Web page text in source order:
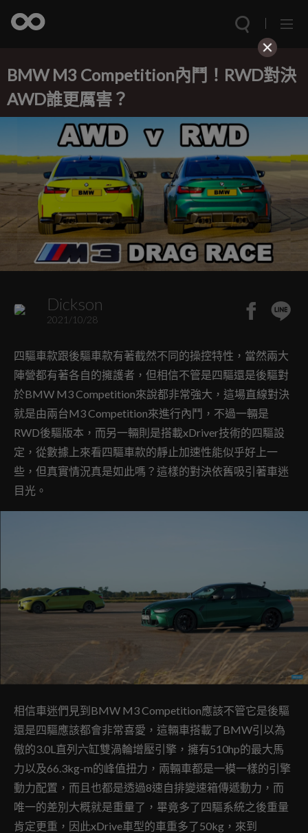
BMW M3 Competition內鬥！RWD對決
AWD誰更厲害？
Dickson
2021/10/28
四驅車款跟後驅車款有著截然不同的操控特性，當然兩大
陣營都有著各自的擁護者，但相信不管是四驅還是後驅對
於BMW M3 Competition來說都非常強大，這場直線對決
就是由兩台M3 Competition來進行內鬥，不過一輛是
RWD後驅版本，而另一輛則是搭載xDriver技術的四驅設
定，從數據上來看四驅車款的靜止加速性能似乎好上一
些，但真實情況真是如此嗎？這樣的對決依舊吸引著車迷
目光。
相信車迷們見到BMW M3 Competition應該不管它是後驅
還是四驅應該都會非常喜愛，這輛車搭載了BMW引以為
傲的3.0L直列六缸雙渦輪增壓引擎，擁有510hp的最大馬
力以及66.3kg-m的峰值扭力，兩輛車都是一模一樣的引擎
動力配置，而且也都是透過8速自排變速箱傳遞動力，而
唯一的差別大概就是重量了，畢竟多了四驅系統之後重量
肯定更重，因此xDrive車型的車重多了50kg，來到